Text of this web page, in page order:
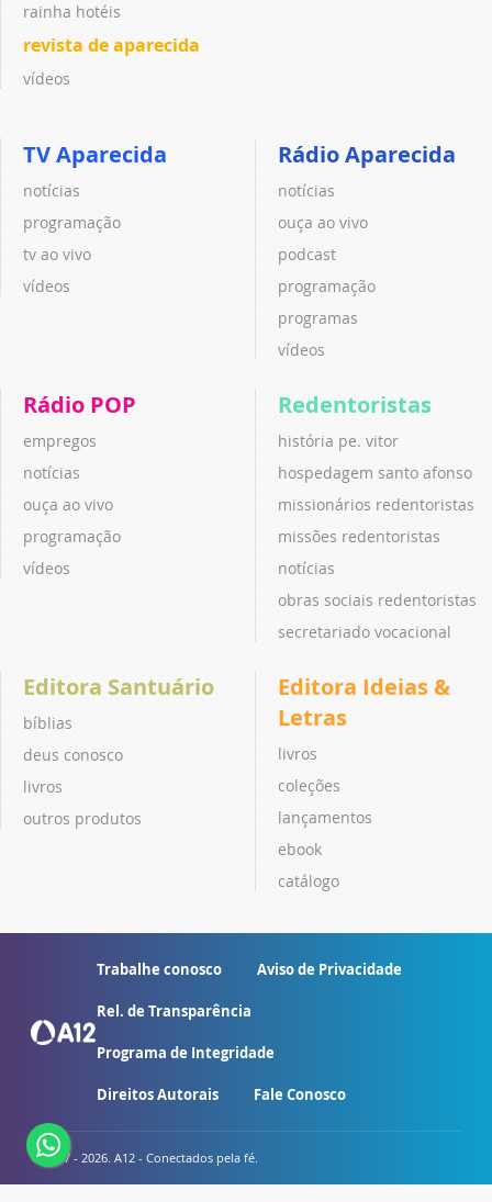
rainha hotéis
revista de aparecida
vídeos
TV Aparecida
notícias
programação
tv ao vivo
vídeos
Rádio Aparecida
notícias
ouça ao vivo
podcast
programação
programas
vídeos
Rádio POP
empregos
notícias
ouça ao vivo
programação
vídeos
Redentoristas
história pe. vitor
hospedagem santo afonso
missionários redentoristas
missões redentoristas
notícias
obras sociais redentoristas
secretariado vocacional
Editora Santuário
bíblias
deus conosco
livros
outros produtos
Editora Ideias &
Letras
livros
coleções
lançamentos
ebook
catálogo
Trabalhe conosco Aviso de Privacidade
Rel. de Transparência
Programa de Integridade
Direitos Autorais Fale Conosco
© 2007 - 2026. A12 - Conectados pela fé.